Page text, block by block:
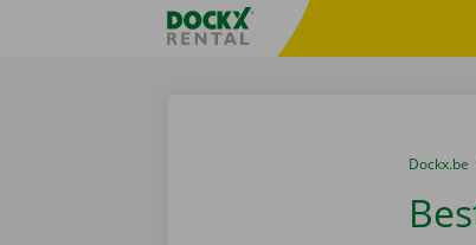
Taalselectie overslaanFratello DEMO
U
van
Dockx.be